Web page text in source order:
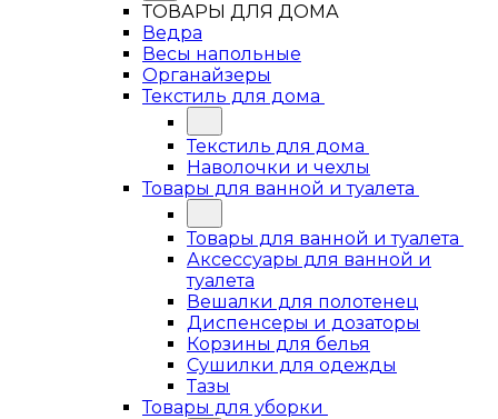
ТОВАРЫ ДЛЯ ДОМА
Ведра
Весы напольные
Органайзеры
Текстиль для дома
Текстиль для дома
Наволочки и чехлы
Товары для ванной и туалета
Товары для ванной и туалета
Аксессуары для ванной и
туалета
Вешалки для полотенец
Диспенсеры и дозаторы
Корзины для белья
Сушилки для одежды
Тазы
Товары для уборки